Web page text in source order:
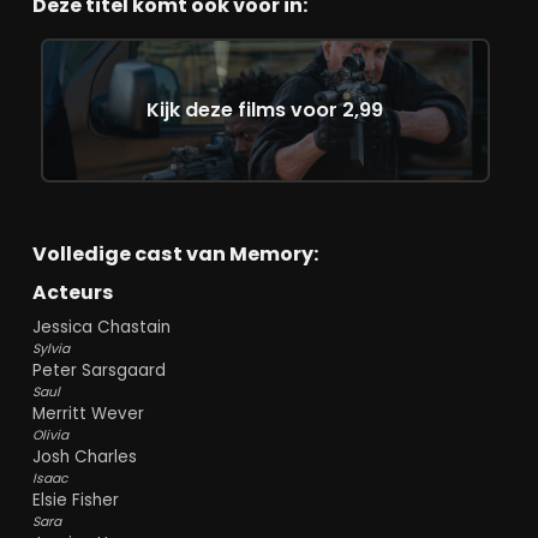
tussen Chastain en Sarsgaard is tastbaar en
geeft de film een authentieke emotionele
diepgang. Chastain brengt Sylvia's innerlijke
strijd en veerkracht overtuigend tot leven,
terwijl Sarsgaards vertolking van Sauls
kwetsbaarheid en verwarring zowel
De cinematografie van Yves Cape versterkt
de intieme sfeer van de film. Met natuurlijke
belichting en zorgvuldig gekozen kaders
wordt de kijker dicht bij de personages
gebracht, waardoor hun emoties en
ervaringen direct voelbaar zijn. Deze visuele
benadering, gecombineerd met een
minimalistische soundtrack, creëert een
kijkervaring.
Memory
identiteit en vergeving. De film stelt
Deze titel komt ook voor in:
Kijk deze films voor 2,99
Volledige cast van Memory:
Acteurs
Jessica Chastain
Sylvia
Peter Sarsgaard
Saul
Merritt Wever
Olivia
Josh Charles
Isaac
Elsie Fisher
Sara